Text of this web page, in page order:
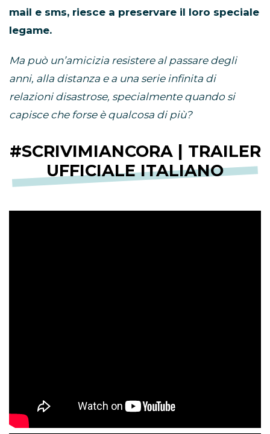
mail e sms, riesce a preservare il loro speciale
legame.
Ma può un’amicizia resistere al passare degli
anni, alla distanza e a una serie infinita di
relazioni disastrose, specialmente quando si
capisce che forse è qualcosa di più?
#SCRIVIMIANCORA | TRAILER
UFFICIALE ITALIANO